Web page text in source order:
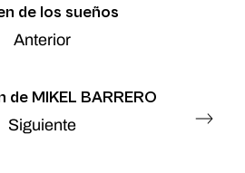
de los sueños
Anterior
de MIKEL BARRERO
Siguiente